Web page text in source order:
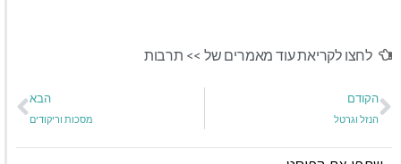
לחצו לקריאת עוד מאמרים של >> תרבות
הקודם
הנזל וגרטל
הבא
מסכות וריקודים